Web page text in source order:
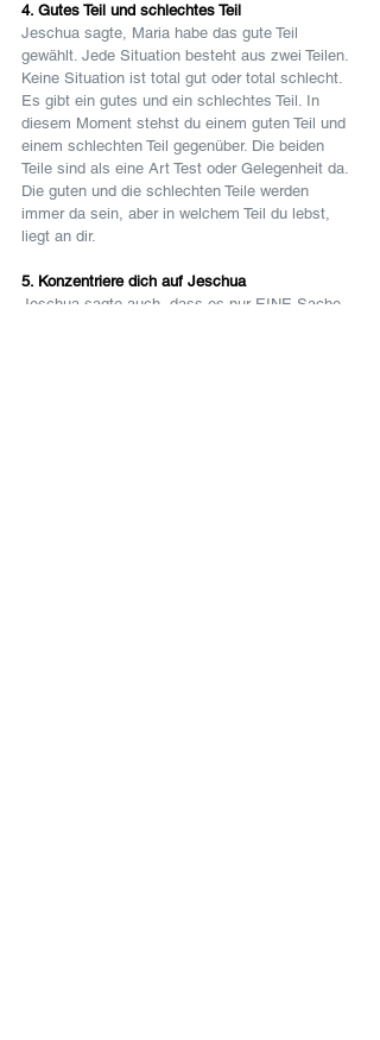
4. Gutes Teil und schlechtes Teil
Jeschua sagte, Maria habe das gute Teil
gewählt. Jede Situation besteht aus zwei Teilen.
Keine Situation ist total gut oder total schlecht.
Es gibt ein gutes und ein schlechtes Teil. In
diesem Moment stehst du einem guten Teil und
einem schlechten Teil gegenüber. Die beiden
Teile sind als eine Art Test oder Gelegenheit da.
Die guten und die schlechten Teile werden
immer da sein, aber in welchem Teil du lebst,
liegt an dir.
5. Konzentriere dich auf Jeschua
Jeschua sagte auch, dass es nur EINE Sache